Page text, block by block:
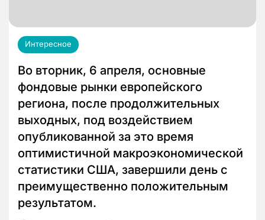
Интересное
Во вторник, 6 апреля, основные
фондовые рынки европейского
региона, после продолжительных
выходных, под воздействием
опубликованной за это время
оптимистичной макроэкономической
статистики США, завершили день с
преимущественно положительным
результатом.